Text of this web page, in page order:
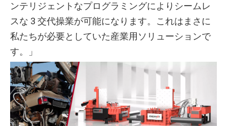
ンテリジェントなプログラミングによりシームレ
スな 3 交代操業が可能になります。これはまさに
私たちが必要としていた産業用ソリューションで
す。」